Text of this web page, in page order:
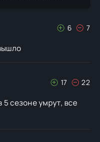
6 7
17 22
5 сезоне умрут, все